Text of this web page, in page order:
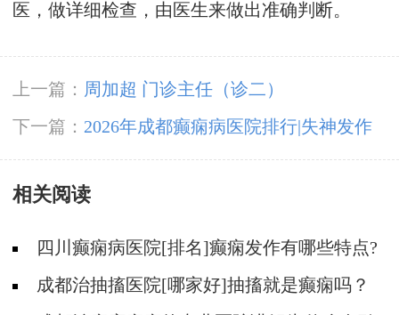
医，做详细检查，由医生来做出准确判断。
上一篇： 周加超 门诊主任（诊二）
下一篇： 2026年成都癫痫病医院排行|失神发作
的具体原因是什么？
相关阅读
四川癫痫病医院[排名]癫痫发作有哪些特点?
成都治抽搐医院[哪家好]抽搐就是癫痫吗？